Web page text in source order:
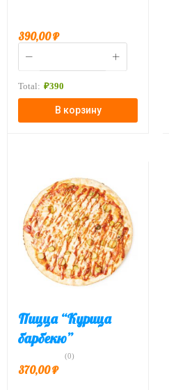
390,00₽
Total: ₽390
В корзину
Пицца “Курица
барбекю”
(0)
370,00₽